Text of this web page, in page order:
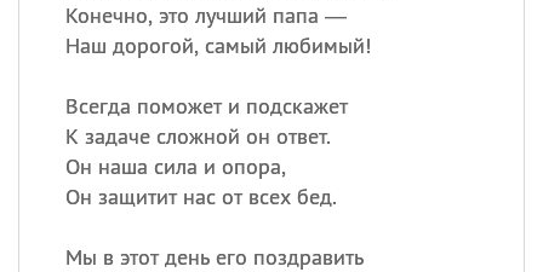
Конечно, это лучший папа —
Наш дорогой, самый любимый!
Всегда поможет и подскажет
К задаче сложной он ответ.
Он наша сила и опора,
Он защитит нас от всех бед.
Мы в этот день его поздравить